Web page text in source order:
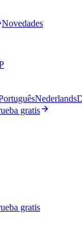
Novedades
Nederlands
gratis
gratis